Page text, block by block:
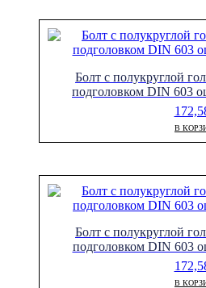
Болт с полукруглой
подголовком DIN 603
В
Болт с полукруглой
подголовком DIN 603
В